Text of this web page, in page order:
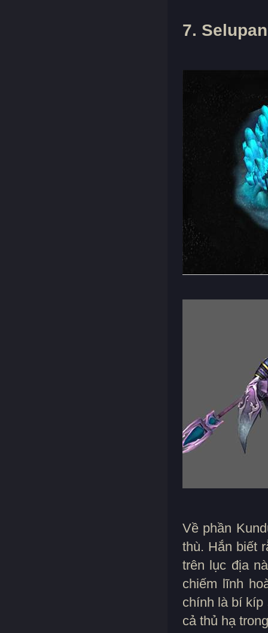
7.
Về phần
thù. Hắn biết
trên lục địa
chiếm lĩnh
chính là bí kíp
cả thủ hạ